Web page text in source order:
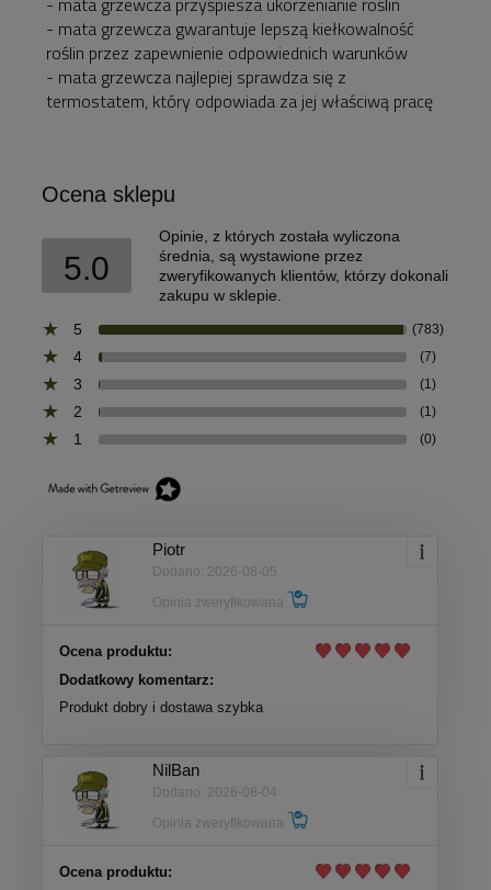
- mata grzewcza gwarantuje lepszą kiełkowalność
roślin przez zapewnienie odpowiednich warunków
- mata grzewcza najlepiej sprawdza się z
termostatem, który odpowiada za jej właściwą pracę
Ocena sklepu
5.0
Opinie, z których została wyliczona
średnia, są wystawione przez
zweryfikowanych klientów, którzy dokonali
zakupu w sklepie.
5
(783)
4 (7)
3 (1)
2 (1)
1 (0)
Piotr
Dodano: 2026-08-05
Opinia zweryfikowana
Ocena produktu:
Dodatkowy komentarz:
Produkt dobry i dostawa szybka
NilBan
Dodano: 2026-08-04
Opinia zweryfikowana
Ocena produktu: